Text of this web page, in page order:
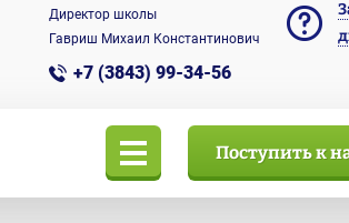
Директор школы
Гавриш Михаил Константинович
+7 (3843) 99-34-56
Поступить к